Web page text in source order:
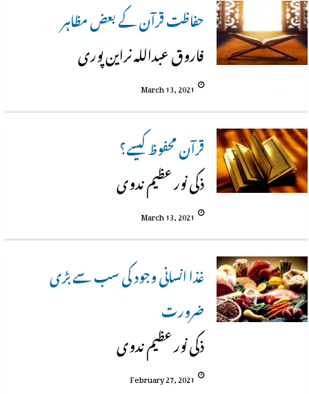
حفاظت قرآن کے بعض مظاہر
فاروق عبداللہ نراین پوری
March 13, 2021
قرآن محفوظ کیسے؟
ذکی نور عظیم ندوی
March 13, 2021
غذا انسانی وجود کی سب سے بڑی
ضرورت
ذکی نور عظیم ندوی
February 27, 2021